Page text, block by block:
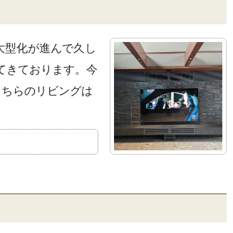
化が進んで久し
きております。今
らのリビングは